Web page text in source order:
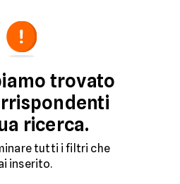
trovato
ricerca.
tutti i filtri che
inserito.